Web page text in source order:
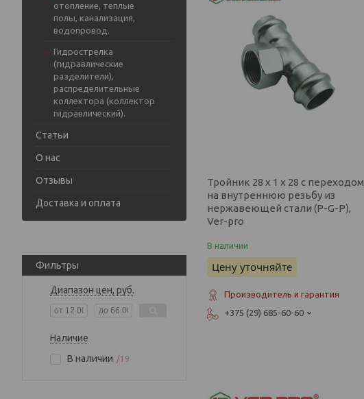
отопление, теплые
полы, канализация,
водопровод.
Гидрострелка
(гидравлические
разделители),
распределительные
коллектора (коллектор
гидравлический).
Статьи
О нас
Отзывы
Доставка и оплата
Фильтры
Диапазон цен, руб.
Наличие
В наличии
19
Тройник 28 х 1 х 28 с переходом
на внутреннюю резьбу из
нержавеющей стали (P-G-P),
Ver-pro
В наличии
Цену уточняйте
Производитель и гарантия
+375 (29) 685-60-60